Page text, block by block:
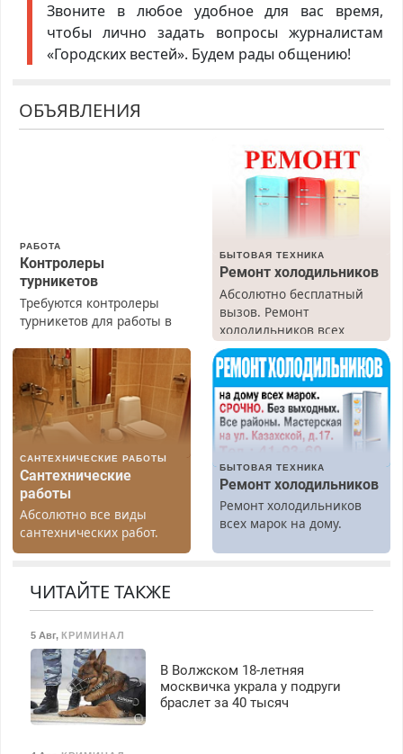
Звоните в любое удобное для вас время,
чтобы лично задать вопросы журналистам
«Городских вестей». Будем рады общению!
ОБЪЯВЛЕНИЯ
РАБОТА
Контролеры
турникетов
Требуются контролеры
турникетов для работы в
(мужчины, женщины).
Прием по ТК РФ. График
работы любой.
Бесплатное проживание.
З/п – до 96000 рублей до
Ежемесячно
выплачивается денежная
премия. Возможно
бесплатное обучение,
получение документов,
работа инспектором по
безопасности с з/п до
125000 руб.
БЫТОВАЯ ТЕХНИКА
Ремонт холодильников
Абсолютно бесплатный
вызов. Ремонт
холодильников всех
марок на дому, с
гарантией. Все р-ны.
Срочно. Без выходных.
Пенсионерам – скидки до
40%. Мастер со стажем.
САНТЕХНИЧЕСКИЕ РАБОТЫ
Сантехнические
работы
Абсолютно все виды
сантехнических работ.
Быстро. Качественно.
БЫТОВАЯ ТЕХНИКА
Ремонт холодильников
Ремонт холодильников
всех марок на дому.
ЧИТАЙТЕ ТАКЖЕ
5 Авг, КРИМИНАЛ
В Волжском 18-летняя
москвичка украла у подруги
браслет за 40 тысяч